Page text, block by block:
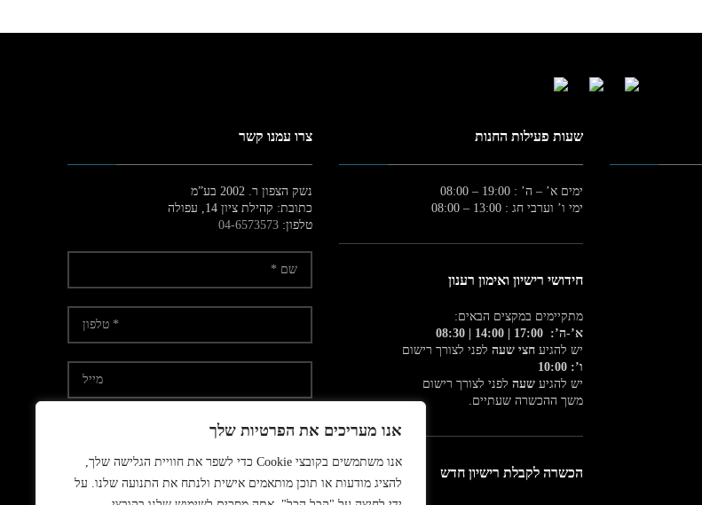
אנו מעריכים את הפרטיות שלך
אנו משתמשים בקובצי Cookie כדי לשפר את חוויית הגלישה שלך,
להציג מודעות או תוכן מותאמים אישית ולנתח את התנועה שלנו. על
שעות פעילות החנות
ימים א’ – ה’ : 19:00 – 08:00
ימי ו’ וערבי חג : 13:00 – 08:00
חידושי רישיון ואימון רענון
מתקיימים במקצים הבאים:
א’-ה’: 17:00 | 14:00 | 08:30
יש להגיע חצי שעה לפני לצורך רישום
ו’: 10:00
יש להגיע שעה לפני לצורך רישום
משך ההכשרה שעתיים.
הכשרה לקבלת רישיון חדש
צרו עמנו קשר
נשק הצפון ר. 2002 בע”מ
כתובת: קהילת ציון 14, עפולה
טלפון:04-6573573
אני מאשר/ת קבלת דיוור